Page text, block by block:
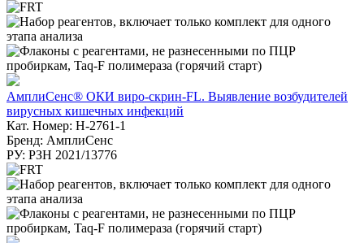
АмплиСенс® ОКИ виро-скрин-FL. Выявление возбудителей
вирусных кишечных инфекций
Кат. Номер: Н-2761-1
Бренд: АмплиСенс
РУ: РЗН 2021/13776